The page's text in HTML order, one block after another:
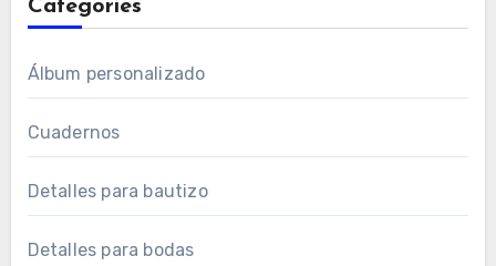
Categories
Álbum personalizado
Cuadernos
Detalles para bautizo
Detalles para bodas